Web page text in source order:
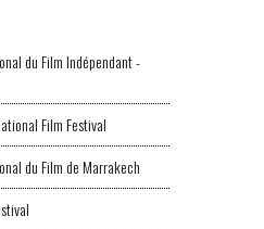
du Film Indépendant -
Film Festival
du Film de Marrakech